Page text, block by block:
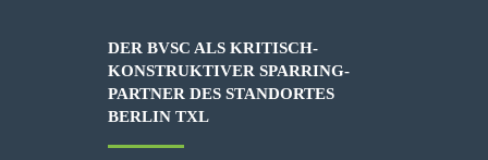
DER BVSC ALS KRITISCH-
KONSTRUKTIVER SPARRING-
PARTNER DES STANDORTES
BERLIN TXL